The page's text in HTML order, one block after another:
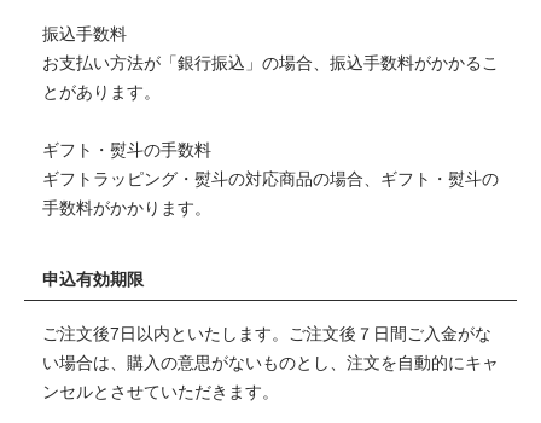
振込手数料
お支払い方法が「銀行振込」の場合、振込手数料がかかるこ
とがあります。
ギフト・熨斗の手数料
ギフトラッピング・熨斗の対応商品の場合、ギフト・熨斗の
手数料がかかります。
申込有効期限
ご注文後7日以内といたします。ご注文後７日間ご入金がな
い場合は、購入の意思がないものとし、注文を自動的にキャ
ンセルとさせていただきます。